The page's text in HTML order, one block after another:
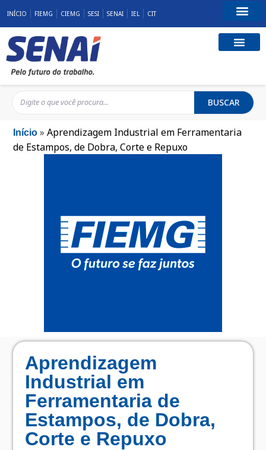
INÍCIO FIEMG CIEMG SESI SENAI IEL CIT
BUSCAR
Início »Aprendizagem Industrial em Ferramentaria
de Estampos, de Dobra, Corte e Repuxo
Aprendizagem
Industrial em
Ferramentaria de
Estampos, de Dobra,
Corte e Repuxo